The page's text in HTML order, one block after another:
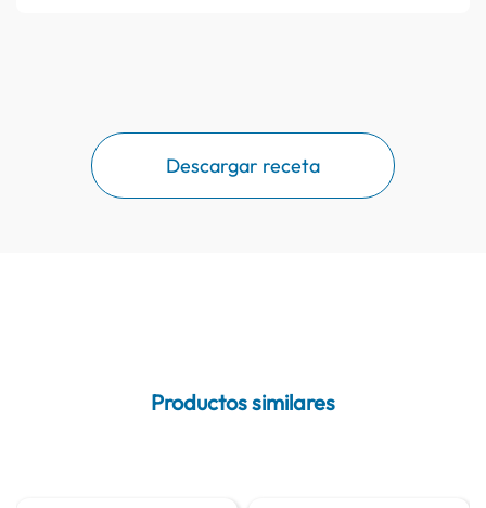
Descargar receta
Productos similares